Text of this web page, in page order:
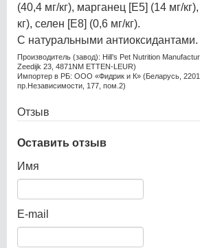
(40,4 мг/кг), марганец [E5] (14 мг/
кг), селен [E8] (0,6 мг/кг).
С натуральными антиоксидантами.
Производитель (завод): Hill’s Pet Nutrition
Zeedijk 23, 4871NM ETTEN-LEUR)
Импортер в РБ: ООО «Фидрик и К» (Беларусь,
пр.Независимости, 177, пом.2)
Отзыв
Оставить отзыв
Имя
E-mail